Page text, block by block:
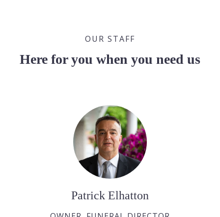
OUR STAFF
Here for you when you need us
Patrick Elhatton